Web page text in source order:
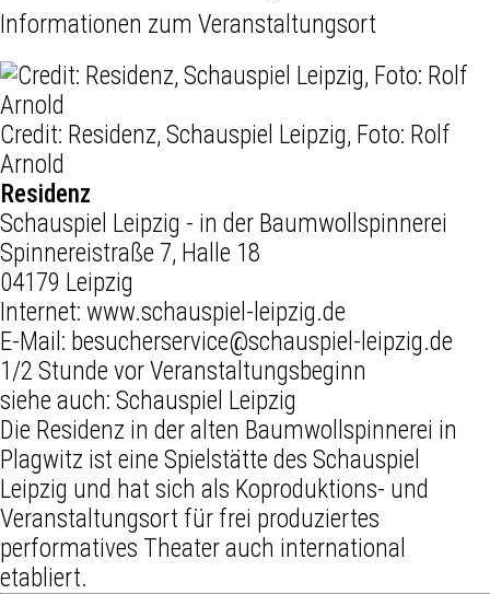
Informationen zum Veranstaltungsort
Credit: Residenz, Schauspiel Leipzig, Foto: Rolf
Arnold
Residenz
Schauspiel Leipzig - in der Baumwollspinnerei
Spinnereistraße 7, Halle 18
04179 Leipzig
Internet: www.schauspiel-leipzig.de
E-Mail: besucherservice@schauspiel-leipzig.de
1/2 Stunde vor Veranstaltungsbeginn
siehe auch: Schauspiel Leipzig
Die Residenz in der alten Baumwollspinnerei in
Plagwitz ist eine Spielstätte des Schauspiel
Leipzig und hat sich als Koproduktions- und
Veranstaltungsort für frei produziertes
performatives Theater auch international
etabliert.